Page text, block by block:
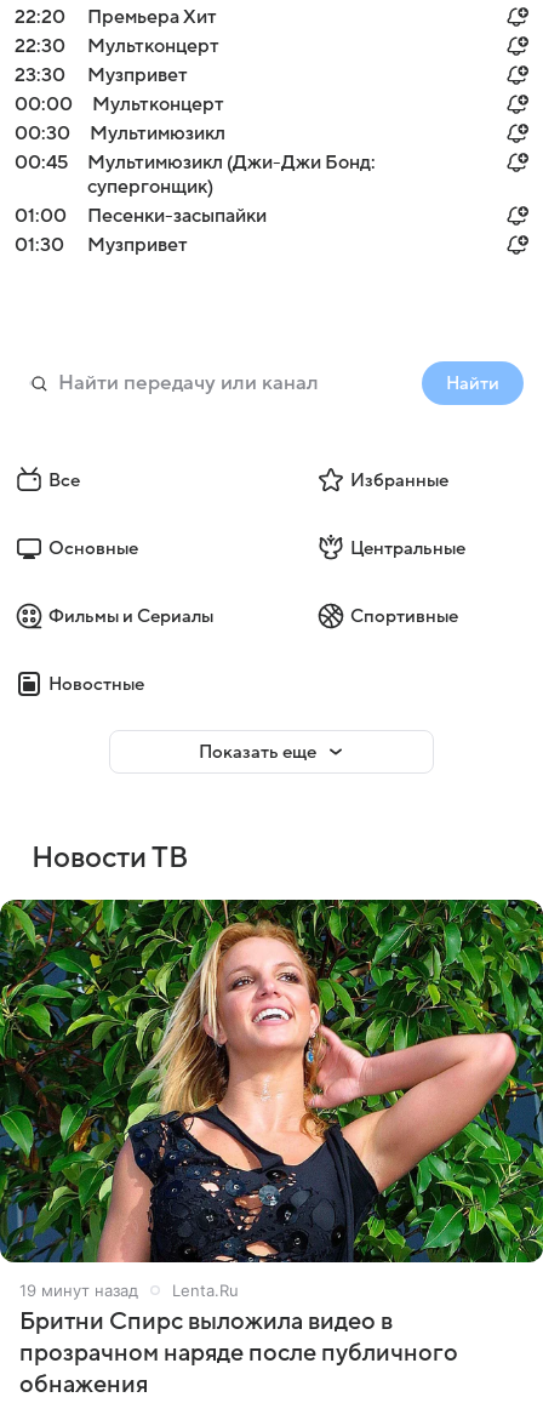
22:20
Премьера Хит
22:30
Мультконцерт
23:30
Музпривет
00:00
Мультконцерт
00:30
Мультимюзикл
00:45
Мультимюзикл (Джи-Джи Бонд:
супергонщик)
01:00
Песенки-засыпайки
01:30
Музпривет
Найти
Все Избранные
Основные Центральные
Фильмы и Сериалы Спортивные
Новостные
Показать еще
Новости ТВ
19 минут назад Lenta.Ru
Бритни Спирс выложила видео в
прозрачном наряде после публичного
обнажения